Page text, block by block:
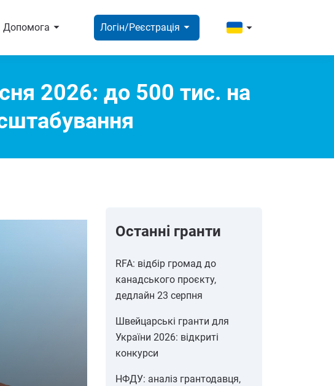
Допомога arrow_right Логін/Реєстрація arrow_right arrow_right
2026: до 500 тис. на
Останні гранти
RFA: відбір громад до
канадського проєкту,
дедлайн 23 серпня
Швейцарські гранти для
України 2026: відкриті
конкурси
НФДУ: аналіз грантодавця,